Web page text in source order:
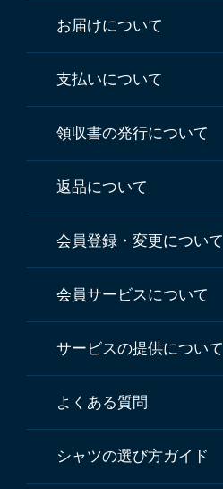
お届けについて
支払いについて
領収書の発行について
返品について
会員登録・変更について
会員サービスについて
サービスの提供について
よくある質問
シャツの選び方ガイド